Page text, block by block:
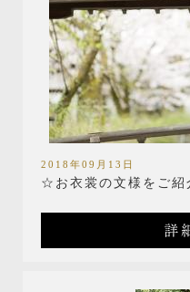
2018年09月13日
☆お衣裳の文様をご